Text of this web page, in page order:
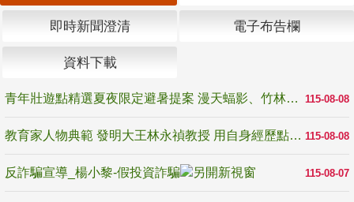
即時新聞澄清 電子布告欄
資料下載
115-08-08
青年壯遊點精選夏夜限定避暑提案 漫天蝠影、竹林尋蛙、茶香夜觀 邀青年暮色出發
115-08-08
教育家人物典範 發明大王林永禎教授 用自身經歷點亮學生的路
115-08-07
反詐騙宣導_楊小黎-假投資詐騙